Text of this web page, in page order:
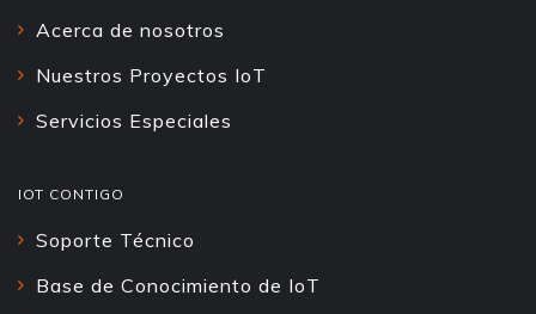
Acerca de nosotros
Nuestros Proyectos IoT
Servicios Especiales
IOT CONTIGO
Soporte Técnico
Base de Conocimiento de IoT